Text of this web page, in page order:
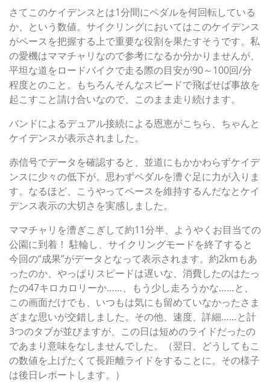
さてこのケイデンスとは1分間にペダルを何回転している
か、という数値。サイクリングにおいてはこのケイデンス
がペースを把握する上で重要な役割を果たすそうです。私
の愛機はママチャリなので参考になるか分かりませんが、
平坦な道をロードバイクで走る際の目安が90～100回/分
程度とのこと。もちろんそんなスピードで飛ばせば事故を
起こすこと請け合いなので、このまま走り続けます。
バンドによるデュアル接続による恩恵がこちら、ちゃんと
ケイデンスが表示されました。
赤信号でデータを確認すると、並道にもかかわらずケイデ
ンスに少々の低下が。思わずペダルを漕ぐ足に力が入りま
す。なるほど、こうやってペースを維持するんだなとケイ
デンス表示の大切さを実感しました。
ママチャリを漕ぎこぎして約11分半、ようやくお目当ての
公園に到着！ 駐輪し、サイクリングモードを終了すると
今回の“成果”がデータとなって表示されます。約2kmもあ
ったのか、やっぱりスピードは遅いな、消費したのはたっ
たの47キロカロリーか……、もう少し走ろうかな……と、
この画面だけでも、いつもは気にも留めていなかったさま
ざまな思いが交錯しました。その他、速度、詳細……と計
3つのタブが並びますが、この日は短めのライドだったの
であまり意味をなしませんでした。（翌日、どうしてもこ
の数値を上げたくて長距離ライドをすることに。その様子
は後日レポートします。）